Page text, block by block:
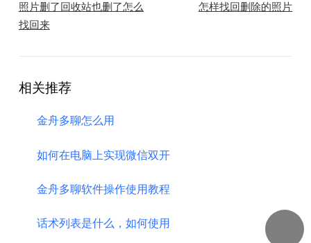
​照片删了回收站也删了怎么
找回来
​怎样找回删除的照片
相关推荐
金舟多聊怎么用
如何在电脑上实现微信双开
金舟多聊软件操作使用教程
话术列表是什么，如何使用